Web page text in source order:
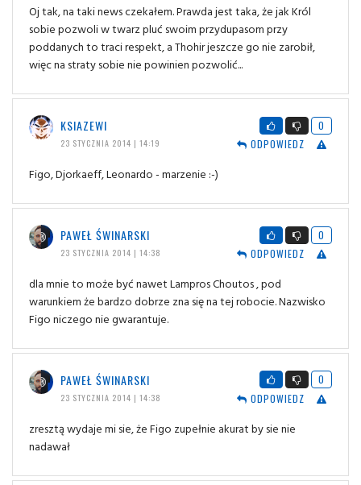
Oj tak, na taki news czekałem. Prawda jest taka, że jak Król
sobie pozwoli w twarz pluć swoim przydupasom przy
poddanych to traci respekt, a Thohir jeszcze go nie zarobił,
więc na straty sobie nie powinien pozwolić...
KSIAZEWI
23 STYCZNIA 2014 | 14:19
0
ODPOWIEDZ
Figo, Djorkaeff, Leonardo - marzenie :-)
PAWEŁ ŚWINARSKI
23 STYCZNIA 2014 | 14:38
0
ODPOWIEDZ
dla mnie to może być nawet Lampros Choutos , pod
warunkiem że bardzo dobrze zna się na tej robocie. Nazwisko
Figo niczego nie gwarantuje.
PAWEŁ ŚWINARSKI
23 STYCZNIA 2014 | 14:38
0
ODPOWIEDZ
zresztą wydaje mi sie, że Figo zupełnie akurat by sie nie
nadawał